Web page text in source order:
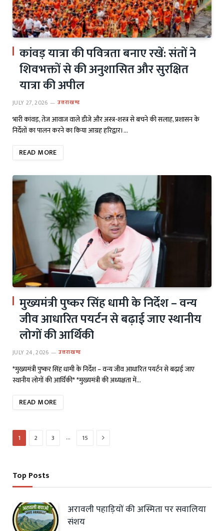
कांवड़ यात्रा की पवित्रता बनाए रखें: संतों ने
शिवभक्तों से की अनुशासित और सुरक्षित
यात्रा की अपील
JULY 27, 2026 उत्तराखण्ड
भारी कांवड़, तेज आवाज वाले डीजे और अस्त्र-शस्त्र से बचने की सलाह, प्रशासन के
निर्देशों का पालन करने का किया आग्रह हरिद्वार।…
READ MORE
मुख्यमंत्री पुष्कर सिंह धामी के निर्देश – वन्य
जीव आधारित पयर्टन से बढ़ाई जाए स्थानीय
लोगों की आर्थिकी
JULY 24, 2026 उत्तराखण्ड
*मुख्यमंत्री पुष्कर सिंह धामी के निर्देश – वन्य जीव आधारित पयर्टन से बढ़ाई जाए
स्थानीय लोगों की आर्थिकी* *मुख्यमंत्री की अध्यक्षता में…
READ MORE
1 2 3 … 15 Next
Top Posts
अरावली पहाड़ियों की अस्मिता पर सवालिया
संशय